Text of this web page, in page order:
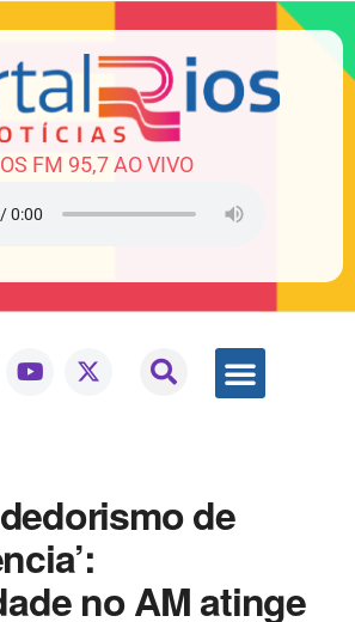
FM 95,7 AO VIVO
de
no AM atinge